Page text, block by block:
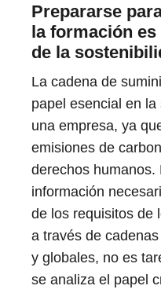
Prepararse
la formación
de la
La cadena de
papel esencial en
una empresa, ya
emisiones de
derechos humanos.
información
de los requisitos de
a través de
y globales, no es
se analiza el papel